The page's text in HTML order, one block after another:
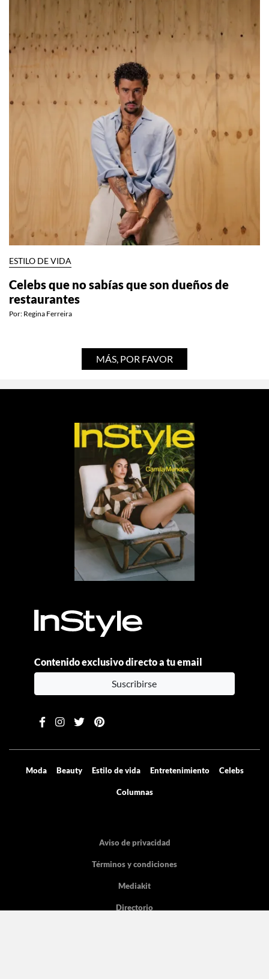
ESTILO DE VIDA
Celebs que no sabías que son dueños de
restaurantes
Por: Regina Ferreira
MÁS, POR FAVOR
Contenido exclusivo directo a tu email
Suscribirse
Moda Beauty Estilo de vida Entretenimiento Celebs
Columnas
Aviso de privacidad
Términos y condiciones
Mediakit
Directorio